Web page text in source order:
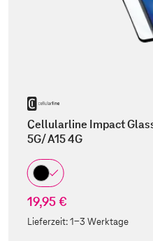
Cellularline Impact
5G/ A15 4G
19,95 €
Lieferzeit:1-3 Werktage